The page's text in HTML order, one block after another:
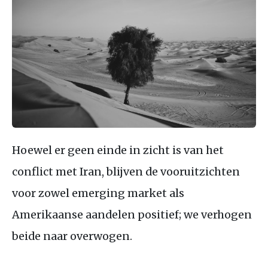
Hoewel er geen einde in zicht is van het
conflict met Iran, blijven de vooruitzichten
voor zowel emerging market als
Amerikaanse aandelen positief; we verhogen
beide naar overwogen.